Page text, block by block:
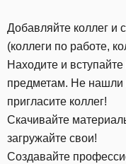
Добавляйте коллег и
(коллеги по работе,
Находите и
предметам. Не нашли
пригласите коллег!
Скачивайте
загружайте свои!
Создавайте